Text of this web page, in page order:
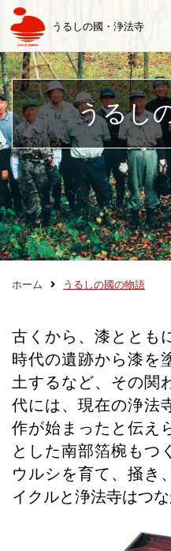
うるしの國・浄法寺
うるし
ホーム うるしの國の物語
古くから、漆ととも
時代の遺跡から漆を
土するなど、その関
代には、現在の浄法
作が始まったと伝え
とした南部箔椀もつ
ウルシを育て、掻き
イクルと浄法寺はつな